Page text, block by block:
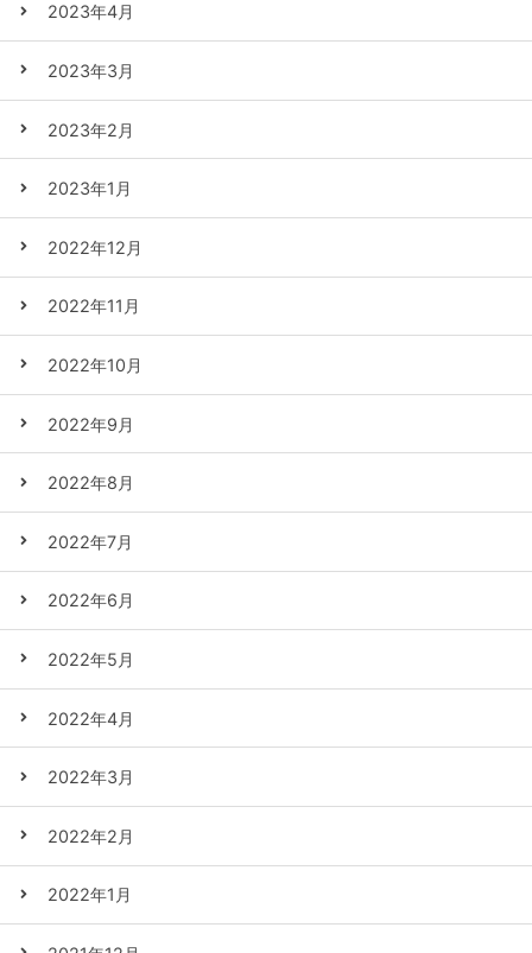
2023年4月
2023年3月
2023年2月
2023年1月
2022年12月
2022年11月
2022年10月
2022年9月
2022年8月
2022年7月
2022年6月
2022年5月
2022年4月
2022年3月
2022年2月
2022年1月